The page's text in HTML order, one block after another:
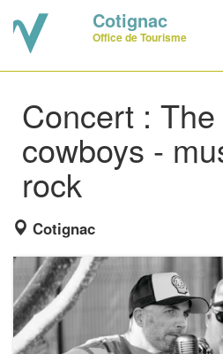
Cotignac
Office de Tourisme
Concert :
cowboys -
rock
Cotignac